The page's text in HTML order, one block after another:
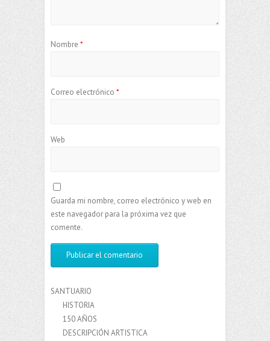
Nombre *
Correo electrónico *
Web
Guarda mi nombre, correo electrónico y web en
este navegador para la próxima vez que
comente.
SANTUARIO
HISTORIA
150 AÑOS
DESCRIPCIÓN ARTISTICA